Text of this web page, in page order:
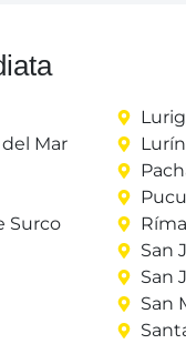
Mar
Surco
Lurín
San
San
San